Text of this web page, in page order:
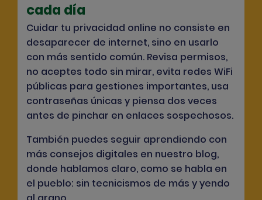
cada día
Cuidar tu privacidad online no consiste en
desaparecer de internet, sino en usarlo
con más sentido común. Revisa permisos,
no aceptes todo sin mirar, evita redes WiFi
públicas para gestiones importantes, usa
contraseñas únicas y piensa dos veces
antes de pinchar en enlaces sospechosos.
También puedes seguir aprendiendo con
más consejos digitales en nuestro blog,
donde hablamos claro, como se habla en
el pueblo: sin tecnicismos de más y yendo